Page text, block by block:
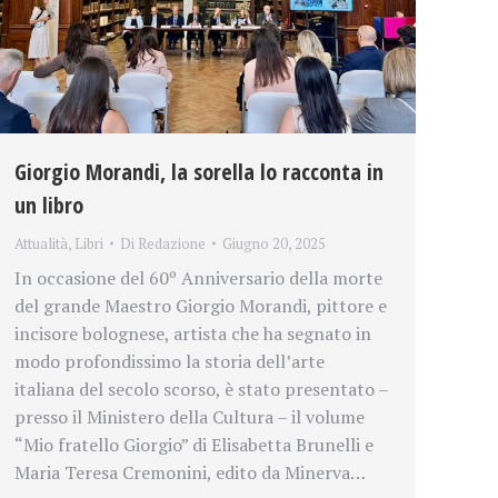
Giorgio Morandi, la sorella lo racconta in
un libro
Attualità, Libri Di Redazione Giugno 20, 2025
In occasione del 60º Anniversario della morte
del grande Maestro Giorgio Morandi, pittore e
incisore bolognese, artista che ha segnato in
modo profondissimo la storia dell’arte
italiana del secolo scorso, è stato presentato –
presso il Ministero della Cultura – il volume
“Mio fratello Giorgio” di Elisabetta Brunelli e
Maria Teresa Cremonini, edito da Minerva…